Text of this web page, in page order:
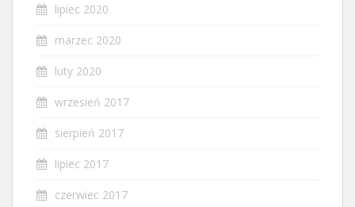
lipiec 2020
marzec 2020
luty 2020
wrzesień 2017
sierpień 2017
lipiec 2017
czerwiec 2017